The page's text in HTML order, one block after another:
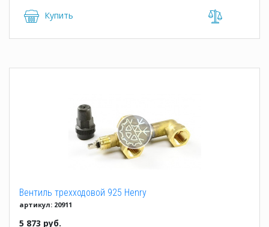
Купить
Вентиль трехходовой 925 Henry
артикул: 20911
5 873 руб.